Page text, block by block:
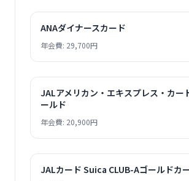
ANAダイナースカード
年会費: 29,700円
JALアメリカン・エキスプレス・カー
ールド
年会費: 20,900円
JALカード Suica CLUB-Aゴールドカ